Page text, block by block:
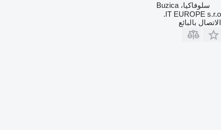
سلوفاكيا، Buzica
IT EUROPE s.r.o.
الاتصال بالبائع